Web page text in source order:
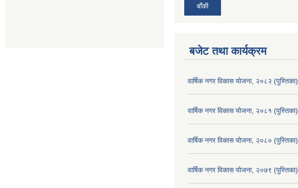
बाँकी
बजेट तथा कार्यक्रम
वार्षिक नगर विकास योजना, २०८२ (पुस्तिका)
वार्षिक नगर विकास योजना, २०८१ (पुस्तिका)
वार्षिक नगर विकास योजना, २०८० (पुस्तिका)
वार्षिक नगर विकास योजना, २०७९ (पुस्तिका)